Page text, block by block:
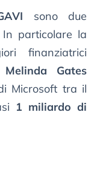
sono due
particolare la
finanziatrici
Gates
Microsoft tra il
1 miliardo di